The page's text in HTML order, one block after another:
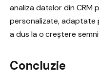
analiza datelor din
personalizate, adaptate
a dus la o creștere
Concluzie